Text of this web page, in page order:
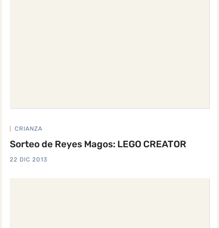
CRIANZA
Sorteo de Reyes Magos: LEGO CREATOR
22 DIC 2013